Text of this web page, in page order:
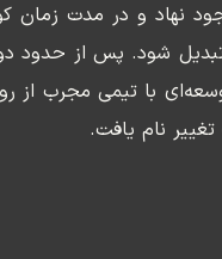
نهاد و در مدت زمان
شود. پس از حدود
فاز توسعه‌ای با تیمی مجرب
نام یافت.